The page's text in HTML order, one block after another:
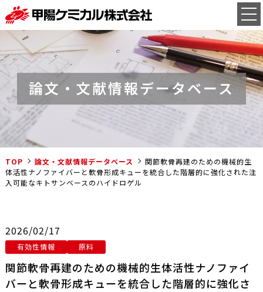
論文・文献情報データベース
TOP 論文・文献情報データベース
関節軟骨再建のための機械的生
体活性ナノファイバーと軟骨形成キューを統合した階層的に強化された注
入可能なキトサンベースのハイドロゲル
2026/02/17
有効性情報 原料
関節軟骨再建のための機械的生体活性ナノファイ
バーと軟骨形成キューを統合した階層的に強化さ